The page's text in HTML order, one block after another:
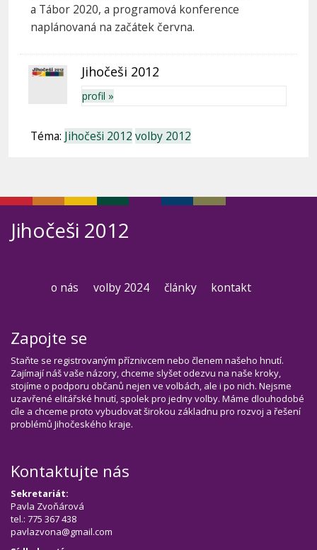
a Tábor 2020, a programová konference
naplánovaná na začátek června.
Jihočeši 2012
profil »
Téma: Jihočeši 2012 volby 2012
Jihočeši 2012
o nás volby 2024 články kontakt
Zapojte se
Staňte se registrovaným příznivcem nebo členem našeho hnutí.
Zajímají náš vaše názory, chceme slyšet odezvu na naše kroky,
stojíme o podporu občanů nejen ve volbách, ale i po nich. Nejsme
uzavřené elitářské hnutí, spolek pro jedny volby. Máme dlouhodobé
cíle a chceme proto vybudovat širokou základnu pro rozvoj a řešení
problémů Jihočeského kraje.
Kontaktujte nás
Sekretariát:
Pavla Zvoňárová
tel.: 775 367 438
pavlazvona@gmail.com